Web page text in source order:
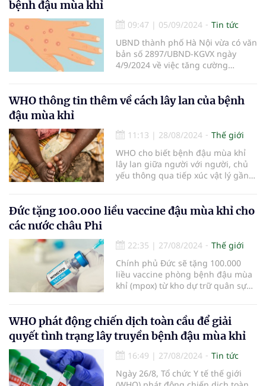
bệnh đậu mùa khỉ
09:47 | 05/09/2024
Tin tức
UBND thành phố Hà Nội vừa có văn
bản số 2897/UBND-KGVX ngày
4/9/2024 về việc tăng cường
WHO thông tin thêm về cách lây lan của bệnh
đậu mùa khỉ
11:13 | 28/08/2024
Thế giới
WHO cho biết bệnh đậu mùa khỉ
lây lan giữa người với người, chủ
yếu thông qua tiếp xúc vật lý gần
Đức tặng 100.000 liều vaccine đậu mùa khỉ cho
các nước châu Phi
22:35 | 27/08/2024
Thế giới
Chính phủ Đức sẽ tặng 100.000
liều vaccine phòng bệnh đậu mùa
khỉ (mpox) từ kho dự trữ quân sự
WHO phát động chiến dịch toàn cầu để giải
quyết tình trạng lây truyền bệnh đậu mùa khỉ
16:49 | 27/08/2024
Tin tức
Ngày 26/8, Tổ chức Y tế thế giới